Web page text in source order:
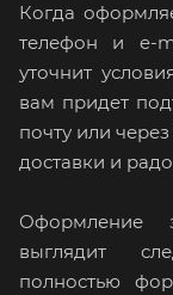
Когда
телефон и e-
уточнит
вам придет
почту или
доставки и
Оформление
выглядит
полностью